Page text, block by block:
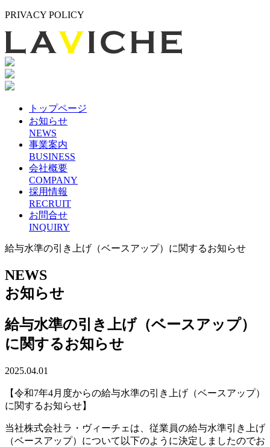
PRIVACY POLICY
トップページ
お知らせ
NEWS
事業案内
BUSINESS
会社概要
COMPANY
採用情報
RECRUIT
お問合せ
INQUIRY
給与水準の引き上げ（ベースアップ）に関するお知らせ
NEWS
お知らせ
給与水準の引き上げ（ベースアップ）
に関するお知らせ
2025.04.01
【令和7年4月度からの給与水準の引き上げ（ベースアップ）
に関するお知らせ】
当社株式会社ラ・ヴィーチェは、従業員の給与水準引き上げ
（ベースアップ）について以下のように決定しましたのでお